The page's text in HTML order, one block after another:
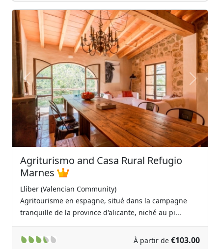
Previous Next
Agriturismo and Casa Rural Refugio
Marnes
Llíber (Valencian Community)
Agritourisme en espagne, situé dans la campagne
tranquille de la province d'alicante, niché au pi...
À partir de €103.00